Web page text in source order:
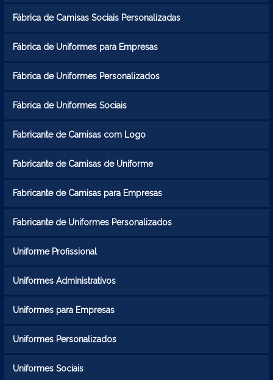
Fábrica de Camisas Sociais Personalizadas
Fábrica de Uniformes para Empresas
Fábrica de Uniformes Personalizados
Fábrica de Uniformes Sociais
Fabricante de Camisas com Logo
Fabricante de Camisas de Uniforme
Fabricante de Camisas para Empresas
Fabricante de Uniformes Personalizados
Uniforme Profissional
Uniformes Administrativos
Uniformes para Empresas
Uniformes Personalizados
Uniformes Sociais